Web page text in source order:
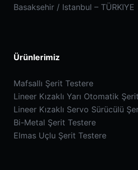
Basaksehir / Istanbul – TÜRKIYE
Ürünlerimiz
Mafsallı Şerit Testere
Lineer Kızaklı Yarı Otomatik
Lineer Kızaklı Servo Sürücülü
Bi-Metal Şerit Testere
Elmas Uçlu Şerit Testere